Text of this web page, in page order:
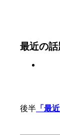
最近の話
後半 「最